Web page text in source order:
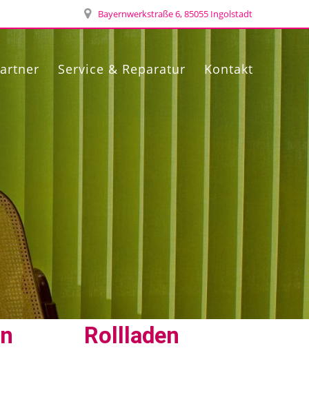
Bayernwerkstraße 6, 85055 Ingolstadt
Service & Reparatur Kontakt
Rollladen